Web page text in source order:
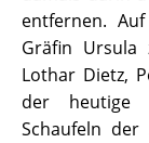
entfernen.
Gräfin Ursula
Lothar Dietz,
der heutige
Schaufeln der